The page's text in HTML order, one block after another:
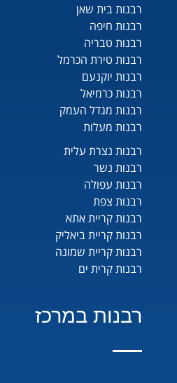
רבנות בית שאן
רבנות חיפה
רבנות טבריה
רבנות טירת הכרמל
רבנות יוקנעם
רבנות כרמיאל
רבנות מגדל העמק
רבנות מעלות
רבנות נצרת עלית
רבנות נשר
רבנות עפולה
רבנות צפת
רבנות קריית אתא
רבנות קריית ביאליק
רבנות קריית שמונה
רבנות קרית ים
רבנות במרכז